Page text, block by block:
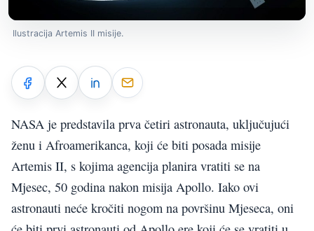
Ilustracija Artemis II misije.
NASA je predstavila prva četiri astronauta, uključujući
ženu i Afroamerikanca, koji će biti posada misije
Artemis II, s kojima agencija planira vratiti se na
Mjesec, 50 godina nakon misija Apollo. Iako ovi
astronauti neće kročiti nogom na površinu Mjeseca, oni